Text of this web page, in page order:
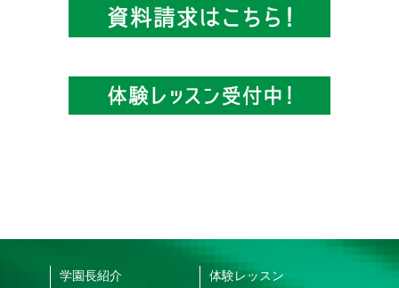
学園長紹介 体験レッスン